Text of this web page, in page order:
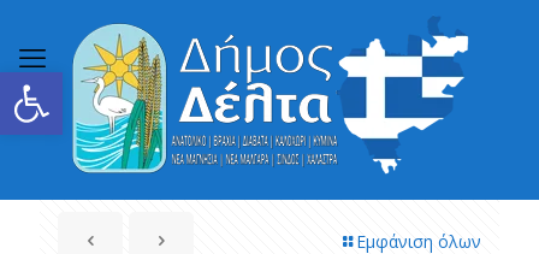
Ανοίξτε τη γραμμή εργαλείων
Εμφάνιση όλων